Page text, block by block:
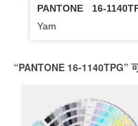
PANTONE
16-
Yam
“PANTONE 16-1140TPG”